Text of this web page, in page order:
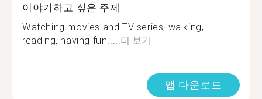
이야기하고 싶은 주제
Watching movies and TV series, walking,
reading, having fun.....더 보기
앱 다운로드